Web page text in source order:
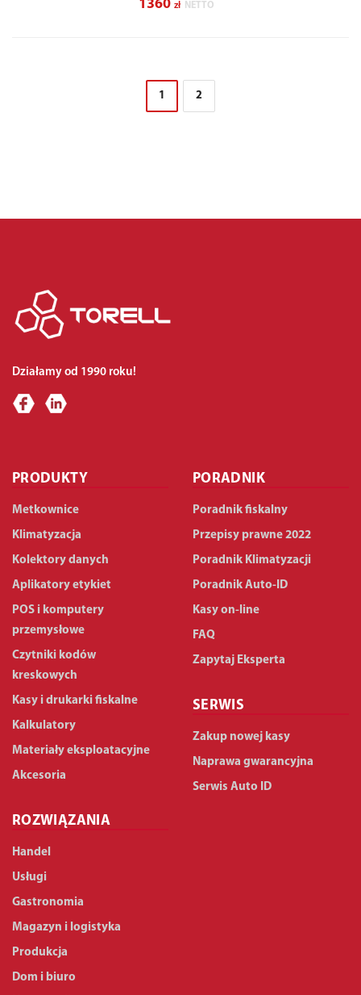
1360 zł NETTO
1 2
Działamy od 1990 roku!
PRODUKTY
Metkownice
Klimatyzacja
Kolektory danych
Aplikatory etykiet
POS i komputery
przemysłowe
Czytniki kodów
kreskowych
Kasy i drukarki fiskalne
Kalkulatory
Materiały eksploatacyjne
Akcesoria
ROZWIĄZANIA
Handel
Usługi
Gastronomia
Magazyn i logistyka
Produkcja
Dom i biuro
PORADNIK
Poradnik fiskalny
Przepisy prawne 2022
Poradnik Klimatyzacji
Poradnik Auto-ID
Kasy on-line
FAQ
Zapytaj Eksperta
SERWIS
Zakup nowej kasy
Naprawa gwarancyjna
Serwis Auto ID